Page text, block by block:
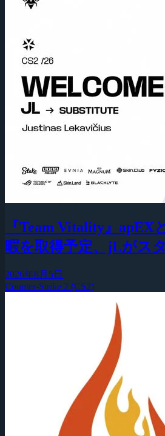
『Team Vitality』apEX
暇を取得予定、jLがス
2026年8月5日
Counter-Strike 2 (CS2)